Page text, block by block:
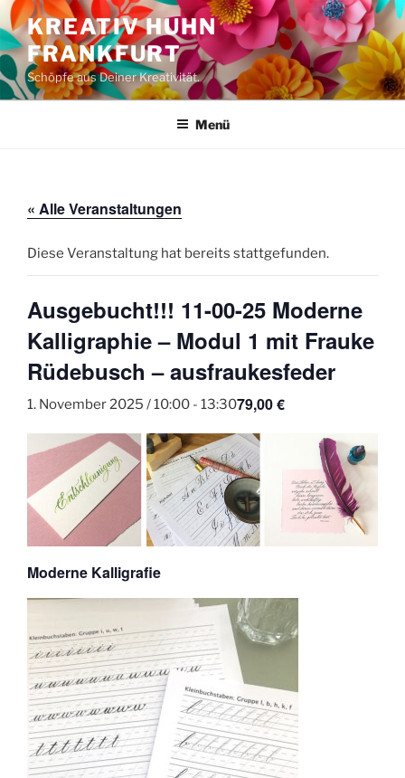
Zum
Inhalt
springen
KREATIV HUHN
FRANKFURT
Schöpfe aus Deiner Kreativität.
Menü
« Alle Veranstaltungen
Diese Veranstaltung hat bereits stattgefunden.
Ausgebucht!!! 11-00-25 Moderne
Kalligraphie – Modul 1 mit Frauke
Rüdebusch – ausfraukesfeder
1. November 2025 / 10:00 - 13:3079,00 €
Moderne Kalligrafie